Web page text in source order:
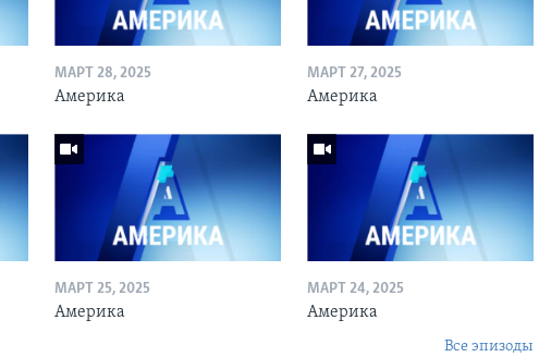
МАРТ 28, 2025
Америка
МАРТ 27, 2025
Америка
МАРТ 25, 2025
Америка
МАРТ 24, 2025
Америка
Все эпизоды